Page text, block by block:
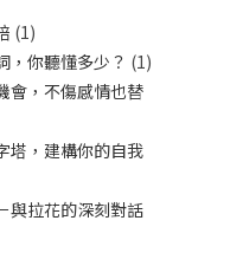
(1)
，你聽懂多少？ (1)
會，不傷感情也替
塔，建構你的自我
與拉花的深刻對話